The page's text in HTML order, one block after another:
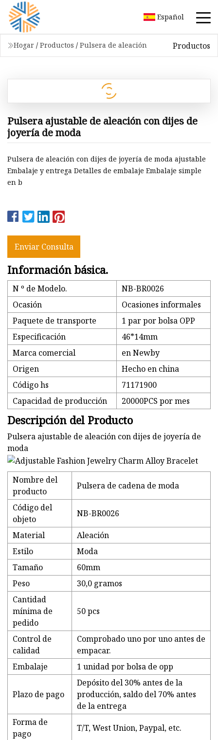
Español
Hogar / Productos / Pulsera de aleación Productos
Pulsera ajustable de aleación con dijes de
joyería de moda
Pulsera de aleación con dijes de joyería de moda ajustable
Embalaje y entrega Detalles de embalaje Embalaje simple
en b
Enviar Consulta
Información básica.
N º de Modelo.
NB-BR0026
Ocasión
Ocasiones informales
Paquete de transporte
1 par por bolsa OPP
Especificación
46*14mm
Marca comercial
en Newby
Origen
Hecho en china
Código hs
71171900
Capacidad de producción
20000PCS por mes
Descripción del Producto
Pulsera ajustable de aleación con dijes de joyería de
moda
Nombre del
producto
Pulsera de cadena de moda
Código del
objeto
NB-BR0026
Material
Aleación
Estilo
Moda
Tamaño
60mm
Peso
30,0 gramos
Cantidad
mínima de
pedido
50 pcs
Control de
calidad
Comprobado uno por uno antes de
empacar.
Embalaje
1 unidad por bolsa de opp
Plazo de pago
Depósito del 30% antes de la
producción, saldo del 70% antes
de la entrega
Forma de
pago
T/T, West Union, Paypal, etc.